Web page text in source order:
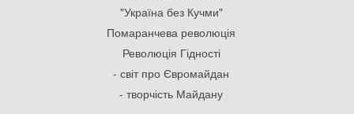
"Україна без Кучми"
Помаранчева революція
Революція Гідності
- світ про Євромайдан
- творчість Майдану